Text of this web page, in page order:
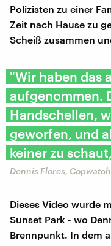
Polizisten zu einer
Zeit nach Hause zu
Scheiß zusammen
"Wir haben das
aufgenommen.
Handschellen,
geworfen, und
keiner zu
Dennis Flores,
Dieses Video wurde
Sunset Park - wo
Brennpunkt. In dem